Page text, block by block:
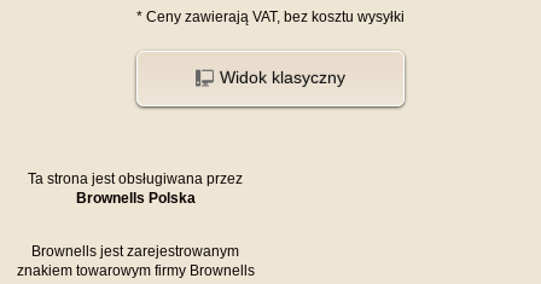
* Ceny zawierają VAT, bez kosztu wysyłki
Widok klasyczny
Ta strona jest obsługiwana przez
Brownells Polska
Brownells jest zarejestrowanym
znakiem towarowym firmy Brownells